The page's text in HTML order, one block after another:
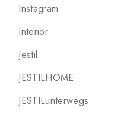
Instagram
Interior
Jestil
JESTILHOME
JESTILunterwegs